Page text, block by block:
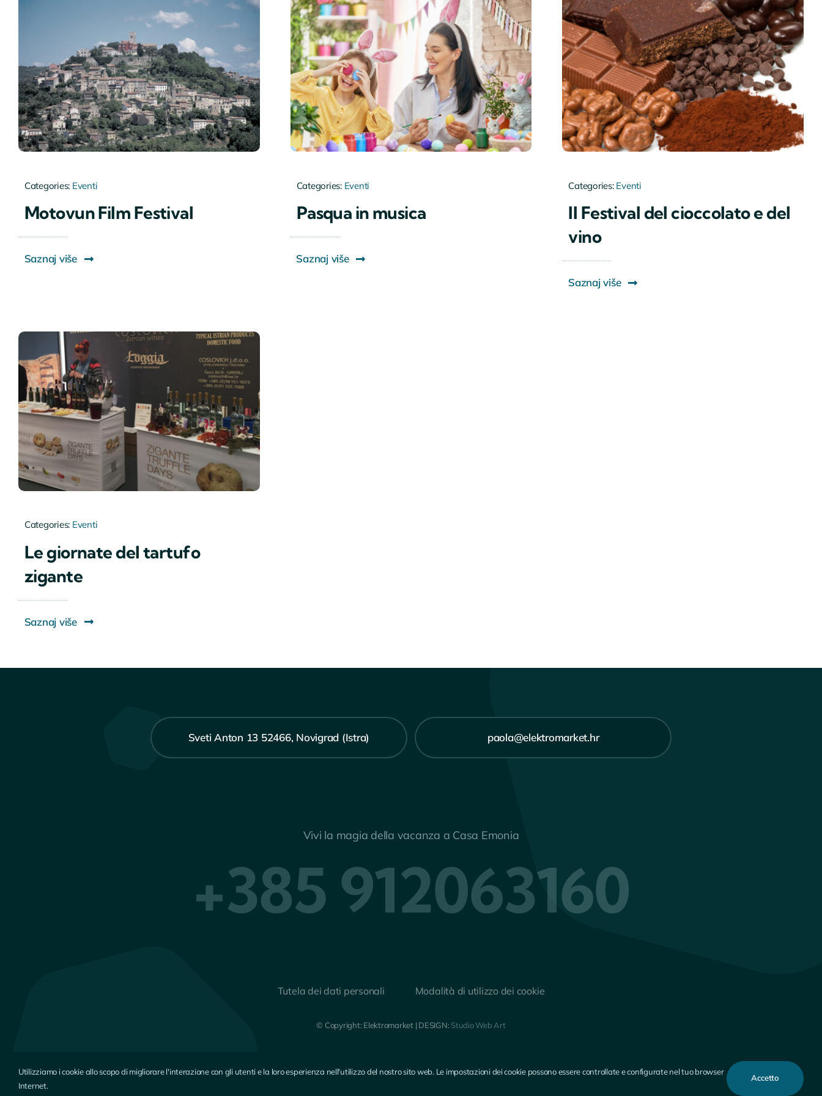
Categories: Eventi
Motovun Film Festival
Saznaj više
Categories: Eventi
Pasqua in musica
Saznaj više
Categories: Eventi
Il Festival del cioccolato e del
vino
Saznaj više
Categories: Eventi
Le giornate del tartufo
zigante
Saznaj više
Sveti Anton 13 52466, Novigrad (Istra) paola@elektromarket.hr
Vivi la magia della vacanza a Casa Emonia
+385 912063160
Tutela dei dati personali Modalità di utilizzo dei cookie
© Copyright: Elektromarket | DESIGN: Studio Web Art
Utilizziamo i cookie allo scopo di migliorare l'interazione con gli utenti e la loro esperienza nell'utilizzo del nostro sito web. Le impostazioni dei cookie possono essere controllate e configurate nel tuo browser
Internet.
Accetto